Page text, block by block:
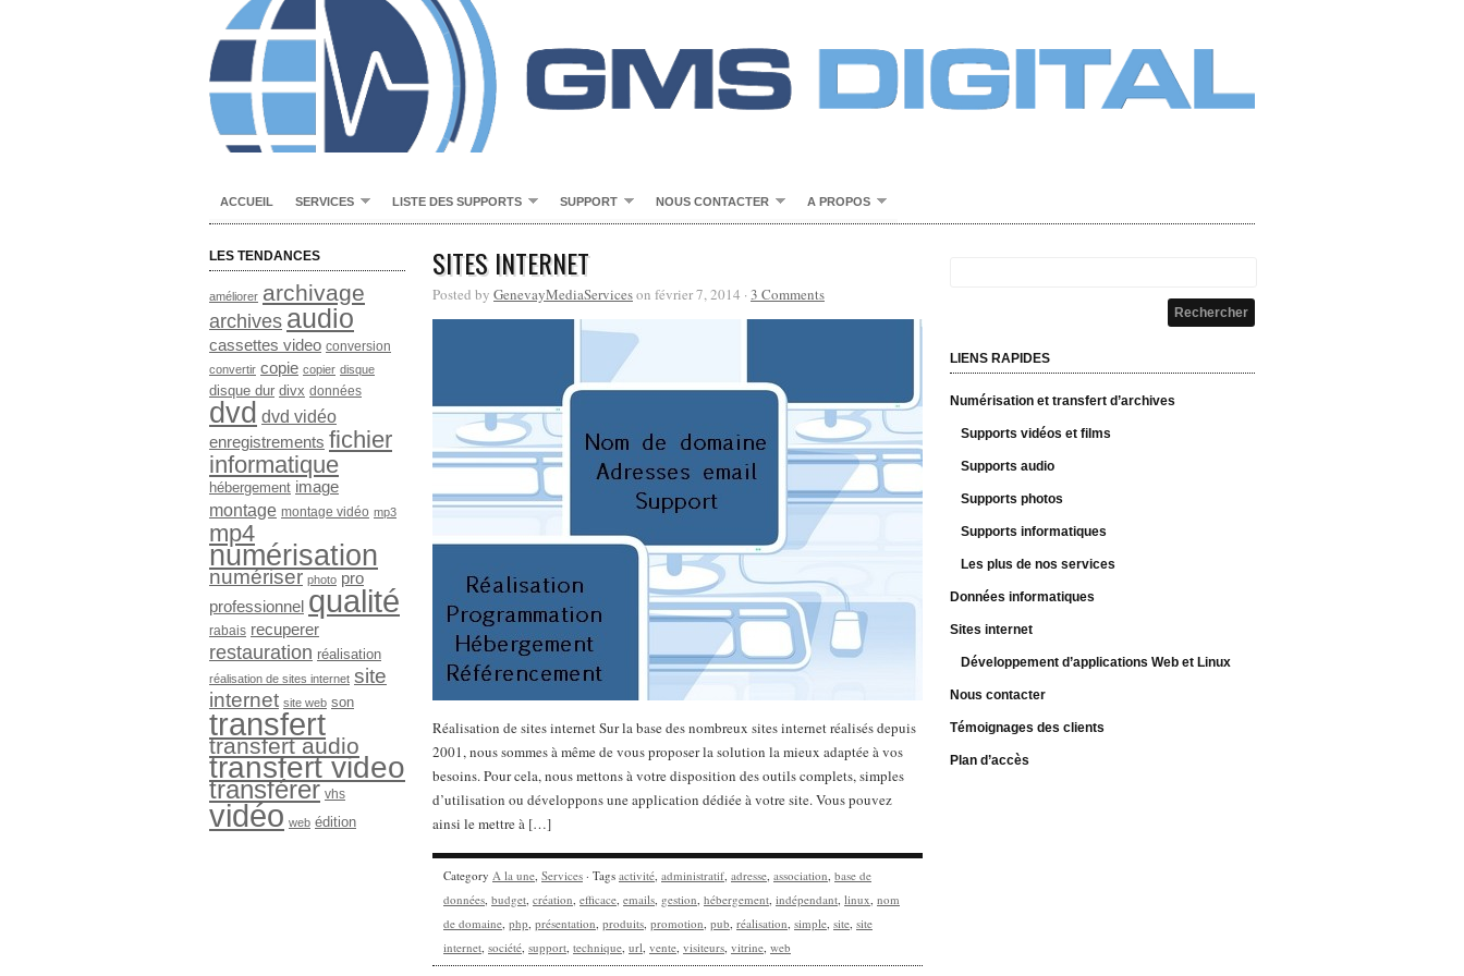
ACCUEIL SERVICES LISTE DES SUPPORTS SUPPORT NOUS CONTACTER A PROPOS
LES TENDANCES
améliorer archivage
archives audio
cassettes video conversion
convertir copie copier disque
disque dur divx données
dvd dvd vidéo
enregistrements fichier
informatique
hébergement image
montage montage vidéo mp3
mp4
numérisation
numériser photo pro
professionnel qualité
rabais recuperer
restauration réalisation
réalisation de sites internet site
internet site web son
transfert
transfert audio
transfert video
transférer vhs
vidéo web édition
SITES INTERNET
Posted by GenevayMediaServiceson février 7, 2014 · 3 Comments
Réalisation de sites internet Sur la base des nombreux sites internet réalisés depuis
2001, nous sommes à même de vous proposer la solution la mieux adaptée à vos
besoins. Pour cela, nous mettons à votre disposition des outils complets, simples
d’utilisation ou développons une application dédiée à votre site. Vous pouvez
ainsi le mettre à […]
Category A la une, Services · Tags activité, administratif, adresse, association, base de
données, budget, création, efficace, emails, gestion, hébergement, indépendant, linux, nom
de domaine, php, présentation, produits, promotion, pub, réalisation, simple, site, site
internet, société, support, technique, url, vente, visiteurs, vitrine, web
LIENS RAPIDES
Numérisation et transfert d’archives
Supports vidéos et films
Supports audio
Supports photos
Supports informatiques
Les plus de nos services
Données informatiques
Sites internet
Développement d’applications Web et Linux
Nous contacter
Témoignages des clients
Plan d’accès